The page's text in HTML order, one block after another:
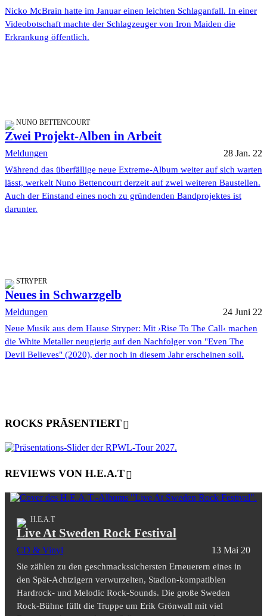
Nicko McBrain hatte im Januar einen leichten Schlaganfall. In einer
Videobotschaft machte der Schlagzeuger von Iron Maiden die
Erkrankung öffentlich.
NUNO BETTENCOURT
Zwei Projekt-Alben in Arbeit
Meldungen 28 Jan. 22
Während das überfällige neue Extreme-Album weiter auf sich warten
lässt, werkelt Nuno Bettencourt derzeit auf zwei weiteren Baustellen.
Auch der Einstand eines noch zu gründenden Bandprojektes ist
darunter.
STRYPER
Neues in Schwarzgelb
Meldungen 24 Juni 22
Neue Musik aus dem Hause Stryper: Mit ›Rise To The Call‹ machen
die White Metaller neugierig auf den Nachfolger von "Even The
Devil Believes" (2020), der noch in diesem Jahr erscheinen soll.
ROCKS PRÄSENTIERT
REVIEWS VON H.E.A.T
H.E.A.T
Live At Sweden Rock Festival
CD & Vinyl 13 Mai 20
Sie zählen zu den geschmackssichersten Erneuerern eines in
den Spät-Achtzigern verwurzelten, Stadion-kompatiblen
Hardrock- und Melodic Rock-Sounds. Die große Sweden
Rock-Bühne füllt die Truppe um Erik Grönwall mit viel